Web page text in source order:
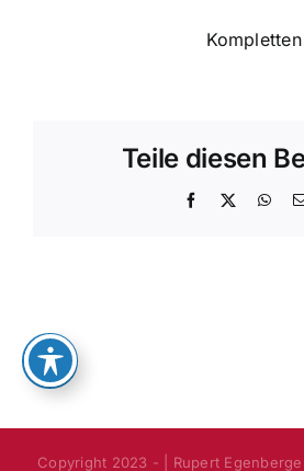
Teile diesen
Facebook
Copyright 2023 - | Rupert